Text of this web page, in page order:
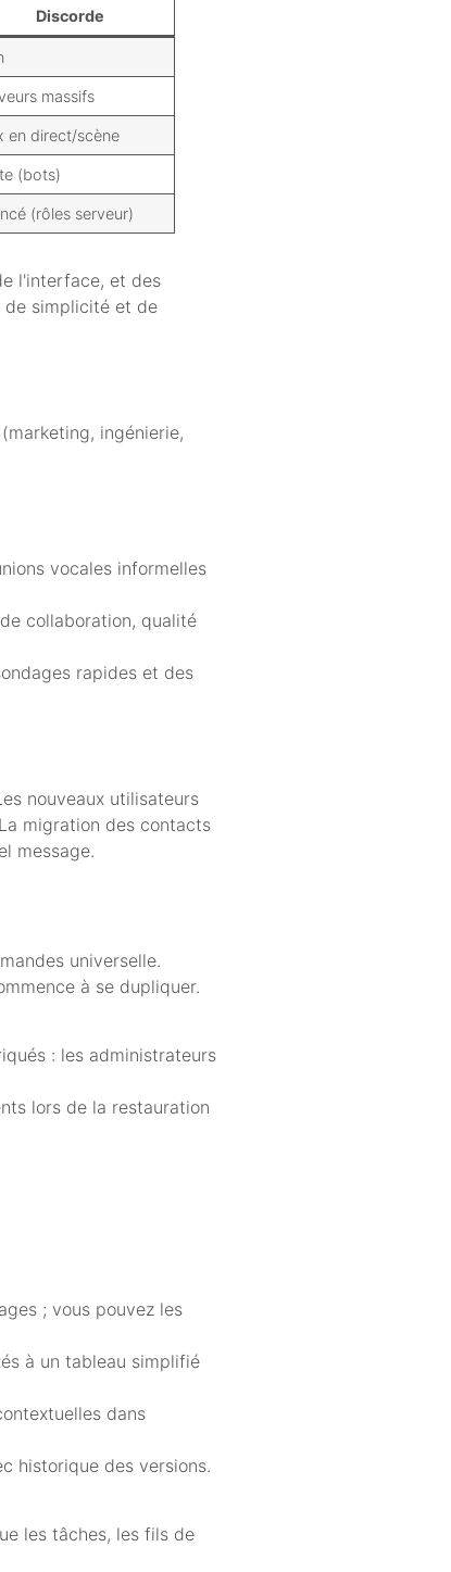
Discorde
massifs
en direct/scène
(bots)
(rôles serveur)
l'interface, et des
de simplicité et de
ingénierie,
vocales informelles
collaboration, qualité
rapides et des
nouveaux utilisateurs
migration des contacts
message.
universelle.
à se dupliquer.
: les administrateurs
lors de la restauration
; vous pouvez les
à un tableau simplifié
dans
historique des versions.
les tâches, les fils de